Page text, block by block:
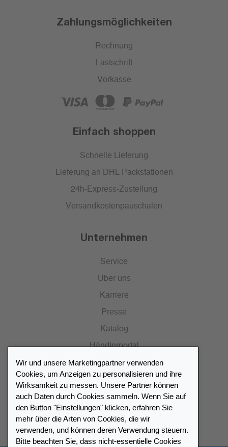
Zahlungsmöglichkeiten
Rechnung
Lastschrift
Vorkasse
Einfach shoppen
Schnelle Lieferung
Lieferung an DHL Packstationen
24h-Express-Zustellung
Versandkostenpauschalen
Unternehmen
Service
Über uns
Karriere
Presse
Katalog
Händlerportal
Händlerverzeichnis
Meinen Leuchtturm Händler finden
Wir und unsere Marketingpartner verwenden
Cookies, um Anzeigen zu personalisieren und ihre
Wirksamkeit zu messen. Unsere Partner können
auch Daten durch Cookies sammeln. Wenn Sie auf
den Button "Einstellungen" klicken, erfahren Sie
mehr über die Arten von Cookies, die wir
verwenden, und können deren Verwendung steuern.
Bitte beachten Sie, dass nicht-essentielle Cookies